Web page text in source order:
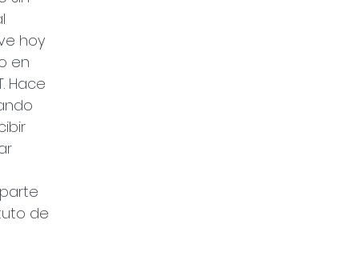
hoy
en
Hace
de